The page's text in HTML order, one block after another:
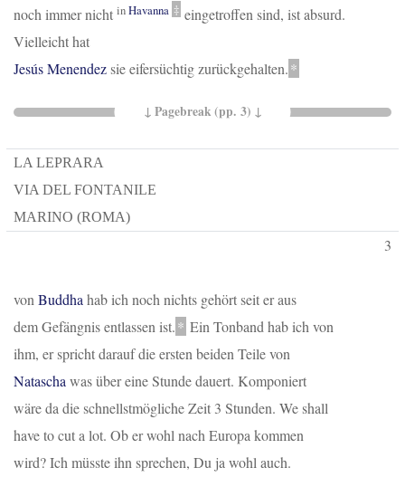
noch immer nicht inHavanna ‡ eingetroffen sind, ist absurd.
Vielleicht hat
Jesús Menendezsie eifersüchtig zurückgehalten.*
LA LEPRARA
VIA DEL FONTANILE
MARINO (ROMA)
3
von Buddha hab ich noch nichts gehört seit er aus
dem Gefängnis entlassen ist.* Ein Tonband hab ich von
ihm, er spricht darauf die ersten beiden Teile von
Natascha was über eine Stunde dauert. Komponiert
wäre da die schnellstmögliche Zeit 3 Stunden. We shall
have to cut a lot. Ob er wohl nach Europa kommen
wird? Ich müsste ihn sprechen, Du ja wohl auch.